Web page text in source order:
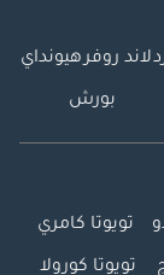
لاند روفرهيونداي
بورش
تويوتا كامري
تويوتا كورولا